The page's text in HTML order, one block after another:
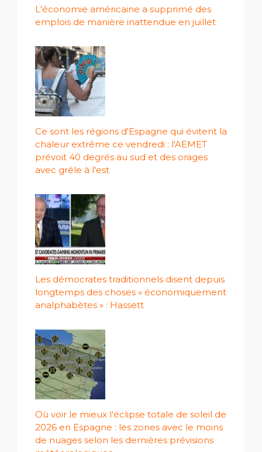
L'économie américaine a supprimé des
emplois de manière inattendue en juillet
Ce sont les régions d'Espagne qui évitent la
chaleur extrême ce vendredi : l'AEMET
prévoit 40 degrés au sud et des orages
avec grêle à l'est
Les démocrates traditionnels disent depuis
longtemps des choses « économiquement
analphabètes » : Hassett
Où voir le mieux l'éclipse totale de soleil de
2026 en Espagne : les zones avec le moins
de nuages ​​selon les dernières prévisions